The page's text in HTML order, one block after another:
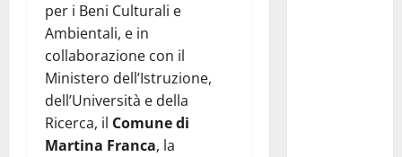
per i Beni Culturali e
Ambientali, e in
collaborazione con il
Ministero dell’Istruzione,
dell’Università e della
Ricerca, il Comune di
Martina Franca, la